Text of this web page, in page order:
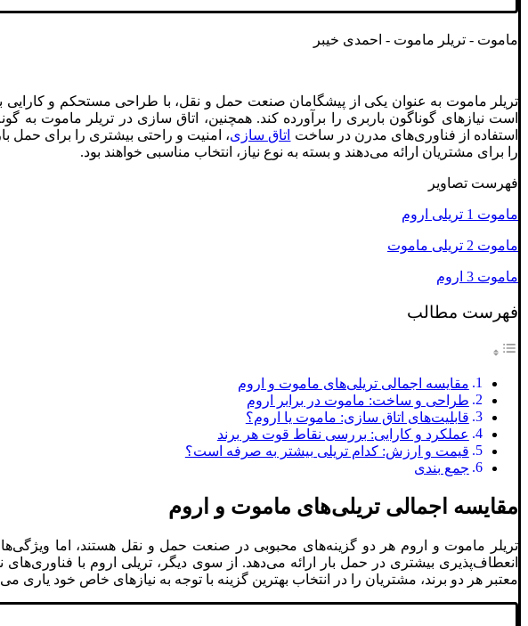
ماموت - تریلر ماموت - احمدی خیبر
تریلر ماموت به عنوان یکی از پیشگامان صنعت حمل و نقل، با طراحی مستحکم و کارایی
است نیازهای گوناگون باربری را برآورده کند. همچنین، اتاق سازی در تریلر ماموت به
استفاده از فناوری‌های مدرن در ساخت اتاق سازی، امنیت و راحتی بیشتری را برای حمل
را برای مشتریان ارائه می‌دهند و بسته به نوع نیاز، انتخاب مناسبی خواهند بود.
فهرست تصاویر
ماموت 1 تریلی اروم
ماموت 2 تریلی ماموت
ماموت 3 اروم
فهرست مطالب
مقایسه اجمالی تریلی‌های ماموت و اروم
طراحی و ساخت: ماموت در برابر اروم
قابلیت‌های اتاق سازی: ماموت یا اروم؟
عملکرد و کارایی: بررسی نقاط قوت هر برند
قیمت و ارزش: کدام تریلی بیشتر به صرفه است؟
جمع بندی
مقایسه اجمالی تریلی‌های ماموت و اروم
تریلر ماموت و اروم هر دو گزینه‌های محبوبی در صنعت حمل و نقل هستند، اما
انعطاف‌پذیری بیشتری در حمل بار ارائه می‌دهد. از سوی دیگر، تریلی اروم با
معتبر هر دو برند، مشتریان را در انتخاب بهترین گزینه با توجه به نیازهای خاص خود یاری